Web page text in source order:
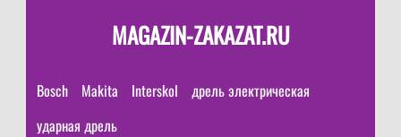
MAGAZIN-ZAKAZAT.RU
Bosch Makita Interskol
дрель электрическая
ударная дрель